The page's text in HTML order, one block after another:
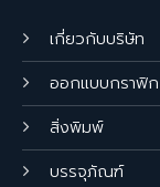
เกี่ยวกับบริษัท
ออกแบบกราฟิก
สิ่งพิมพ์
บรรจุภัณฑ์